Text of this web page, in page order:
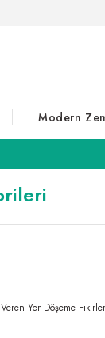
Modern